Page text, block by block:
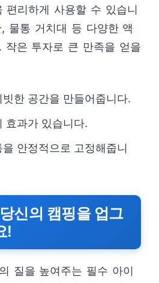
편리하게 사용할 수 있습니
물통 거치대 등 다양한 액
작은 투자로 큰 만족을 얻을
한 공간을 만들어줍니다.
효과가 있습니다.
안정적으로 고정해줍니
신의 캠핑을 업그
!
질을 높여주는 필수 아이